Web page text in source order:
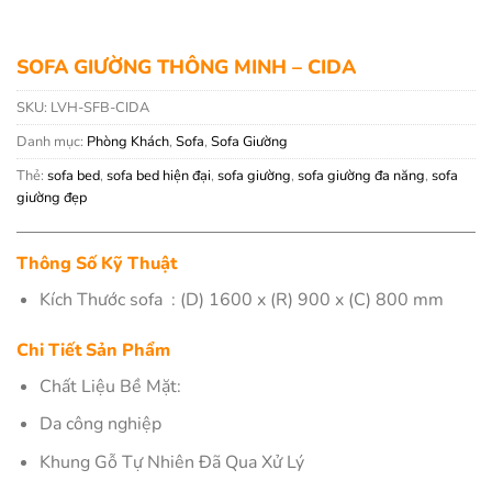
SOFA GIƯỜNG THÔNG MINH – CIDA
SKU: LVH-SFB-CIDA
Danh mục: Phòng Khách, Sofa, Sofa Giường
Thẻ: sofa bed, sofa bed hiện đại, sofa giường, sofa giường đa năng, sofa
giường đẹp
Thông Số Kỹ Thuật
Kích Thước sofa : (D) 1600 x (R) 900 x (C) 800 mm
Chi Tiết Sản Phẩm
Chất Liệu Bề Mặt:
Da công nghiệp
Khung Gỗ Tự Nhiên Đã Qua Xử Lý